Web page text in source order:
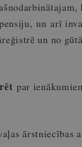
un arī
un no
par
ārstniecības